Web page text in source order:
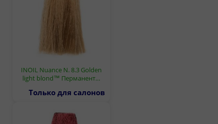
INOIL Nuance N. 8.3 Golden
light blond™ Перманент…
Только для салонов